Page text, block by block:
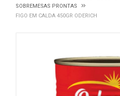
SOBREMESAS PRONTAS
FIGO EM CALDA 450GR ODERICH